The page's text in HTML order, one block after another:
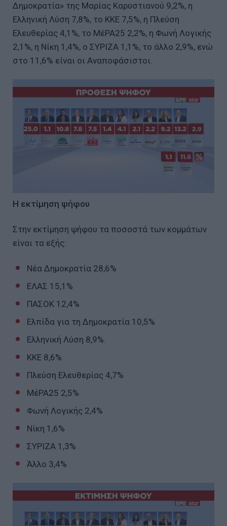
Δημοκρατία» της Μαρίας Καρυστιανού 9,2%, η
Ελληνική Λύση 7,8%, το ΚΚΕ 7,5%, η Πλεύση
Ελευθερίας 4,1%, το ΜέΡΑ25 2,2%, η Φωνή Λογικής
2,1%, η Νίκη 1,4%, ο ΣΥΡΙΖΑ 1,1%, το άλλο 2,9%, ενώ
στο 11,6% είναι οι Αναποφάσιστοι.
Η εκτίμηση ψήφου
Στην εκτίμηση ψήφου τα ποσοστά των κομμάτων
είναι τα εξής:
Νέα Δημοκρατία 28,6%
ΕΛΑΣ 15,1%
ΠΑΣΟΚ 12,4%
Ελπίδα για τη Δημοκρατία 10,5%
Ελληνική Λύση 8,9%.
KKE 8,6%
Πλεύση Ελευθερίας 4,7%
ΜέΡΑ25 2,5%
Φωνή Λογικής 2,4%
Νίκη 1,6%
ΣΥΡΙΖΑ 1,3%
Άλλο 3,4%